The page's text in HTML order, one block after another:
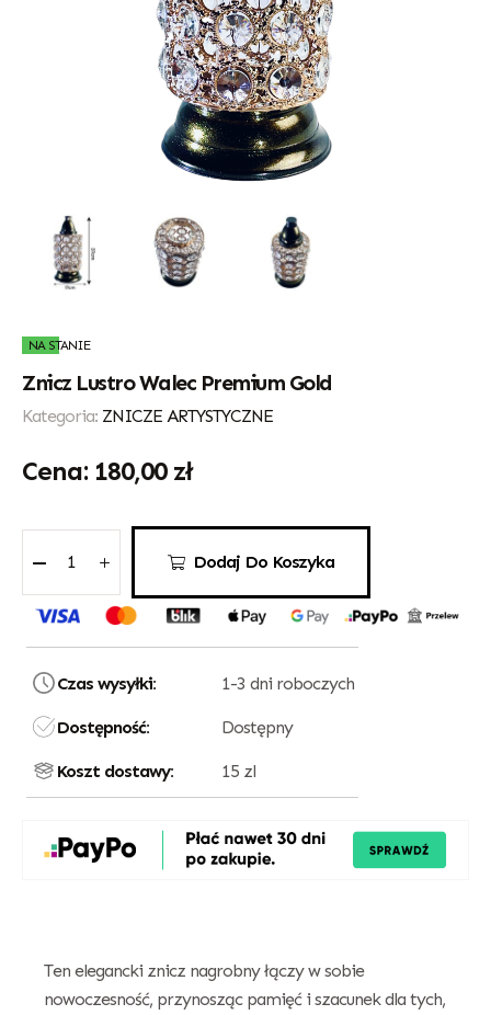
NA STANIE
Znicz Lustro Walec Premium Gold
Kategoria: ZNICZE ARTYSTYCZNE
180,00 zł
Dodaj Do Koszyka
Czas wysyłki: 1-3 dni roboczych
Dostępność: Dostępny
Koszt dostawy: 15 zl
Ten elegancki znicz nagrobny łączy w sobie
nowoczesność, przynosząc pamięć i szacunek dla tych,